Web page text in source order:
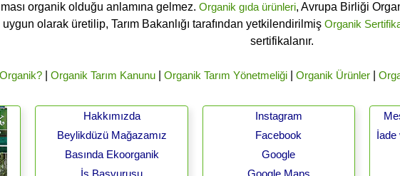
organik olduğu anlamına gelmez. Organik gıda ürünleri, Avrupa Birliği
uygun olarak üretilip, Tarım Bakanlığı tarafından yetkilendirilmiş Organik
sertifikalanır.
| Organik Tarım Kanunu| Organik Tarım Yönetmeliği| Organik Ürünler|
Hakkımızda
Beylikdüzü Mağazamız
Basında Ekoorganik
Instagram
Facebook
Google
İade